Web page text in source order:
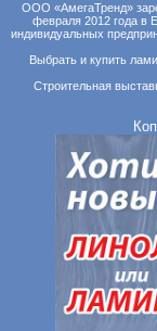
ООО «АмегаТренд»
февраля 2012 года в
индивидуальных
Выбрать и купить
Строительная